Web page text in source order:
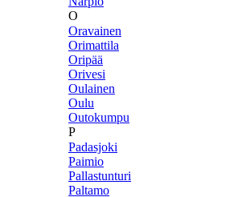
O
Oravainen
Orimattila
Oripää
Orivesi
Oulainen
Oulu
Outokumpu
P
Padasjoki
Paimio
Pallastunturi
Paltamo